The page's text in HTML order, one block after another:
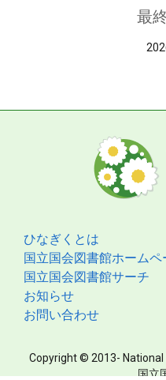
最
ひなぎくとは
国立国会図書館ホームペ
国立国会図書館サーチ
お知らせ
お問い合わせ
Copyright © 2013- National